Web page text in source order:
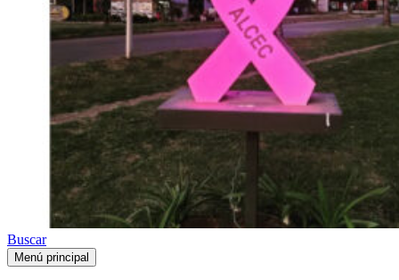
Buscar
Menú principal